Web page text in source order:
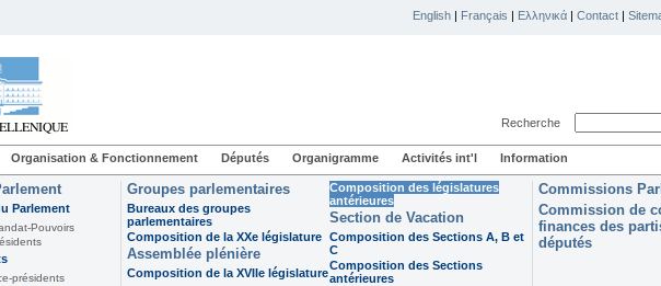
English | Français | Ελληνικά | Contact |
Recherche
Organisation & Fonctionnement Députés Organigramme Activités int'l Information
Parlement
Pouvoirs
présidents
Groupes parlementaires
Bureaux des groupes
parlementaires
Composition de la XXe législature
Assemblée plénière
Composition de la XVIIe législature
Composition des législatures
antérieures
Section de Vacation
Composition des Sections A, B et
C
Composition des Sections
antérieures
Commissions
Commission de
finances des
députés